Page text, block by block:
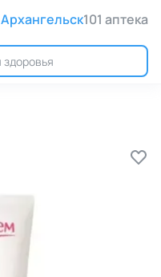
Архангельск101 аптека